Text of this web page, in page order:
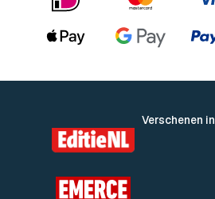
Verschenen in